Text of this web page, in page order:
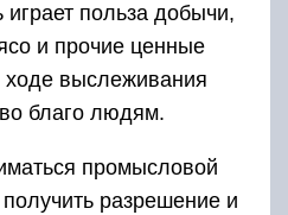
польза добычи,
и прочие ценные
выслеживания
благо людям.
промысловой
разрешение и